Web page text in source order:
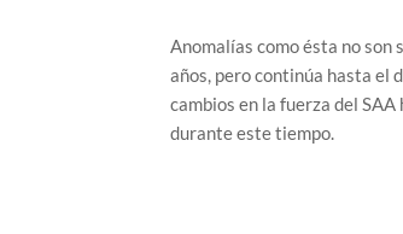
Anomalías como ésta no son
años, pero continúa hasta el
cambios en la fuerza del
durante este tiempo.